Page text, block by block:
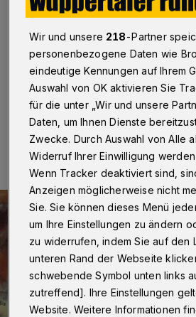
Wuppertal·Die Politischen
VHS debattiert am Montag (15.
19:30 Uhr das Projekt Circular
10.11.2021 , 09:30 Uhr Eine Minute
Wir und unsere 218-Partner
personenbezogene Daten wie
eindeutige Kennungen auf Ihrem
Auswahl von OK aktivieren Sie
für die unter „Wir und unsere
Daten, um Ihnen Dienste
Zwecke. Durch Auswahl von Alle
Widerruf Ihrer Einwilligung
Wenn Tracker deaktiviert sind,
Anzeigen möglicherweise nicht
Sie. Sie können dieses Menü
um Ihre Einstellungen zu ändern
zu widerrufen, indem Sie auf den
unteren Rand der Webseite
schwebende Symbol unten links
zutreffend]. Ihre Einstellungen
Website. Weitere Informationen